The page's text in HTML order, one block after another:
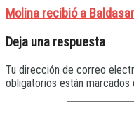
Molina recibió a
Deja una respuesta
Tu dirección de correo
obligatorios están marcados